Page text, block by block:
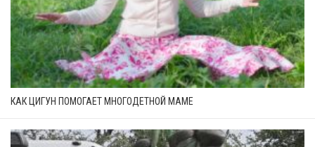
КАК ЦИГУН ПОМОГАЕТ МНОГОДЕТНОЙ МАМЕ